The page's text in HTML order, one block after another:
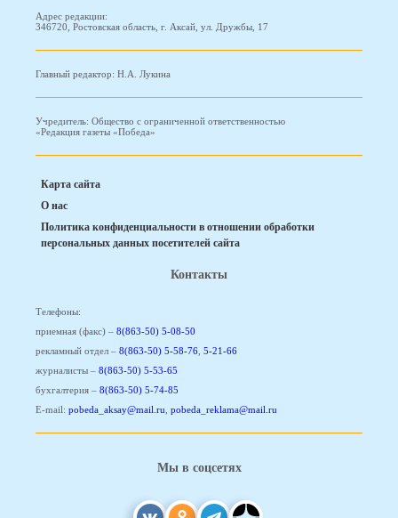
Адрес редакции:
346720, Ростовская область, г. Аксай, ул. Дружбы, 17
Главный редактор: Н.А. Лукина
Учредитель: Общество с ограниченной ответственностью
«Редакция газеты «Победа»
Карта сайта
О нас
Политика конфиденциальности в отношении обработки
персональных данных посетителей сайта
Контакты
Телефоны:
приемная (факс) – 8(863-50) 5-08-50
рекламный отдел – 8(863-50) 5-58-76, 5-21-66
журналисты – 8(863-50) 5-53-65
бухгалтерия – 8(863-50) 5-74-85
E-mail: pobeda_aksay@mail.ru, pobeda_reklama@mail.ru
Мы в соцсетях